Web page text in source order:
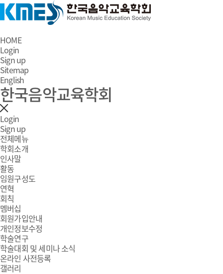
HOME
Login
Sign up
Sitemap
English
한국음악교육학회
Login
Sign up
전체메뉴
학회소개
인사말
활동
임원구성도
연혁
회칙
멤버십
회원가입안내
개인정보수정
학술연구
학술대회 및 세미나 소식
온라인 사전등록
갤러리